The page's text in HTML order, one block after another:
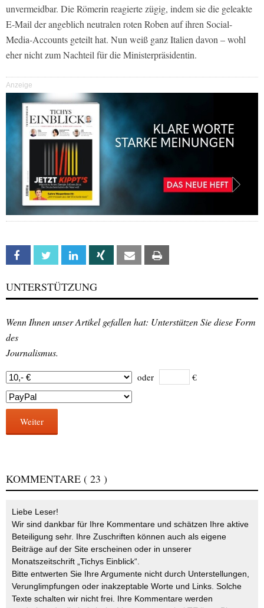
unvermeidbar. Die Römerin reagierte zügig, indem sie die geleakte
E-Mail der angeblich neutralen roten Roben auf ihren Social-
Media-Accounts geteilt hat. Nun weiß ganz Italien davon – wohl
eher nicht zum Nachteil für die Ministerpräsidentin.
Anzeige
Facebook Twitter Linkedin Xing Email
UNTERSTÜTZUNG
Wenn Ihnen unser Artikel gefallen hat: Unterstützen Sie diese Form
des
Journalismus.
oder €
Weiter
KOMMENTARE ( 23 )
Liebe Leser!
Wir sind dankbar für Ihre Kommentare und schätzen Ihre aktive
Beteiligung sehr. Ihre Zuschriften können auch als eigene
Beiträge auf der Site erscheinen oder in unserer
Monatszeitschrift „Tichys Einblick“.
Bitte entwerten Sie Ihre Argumente nicht durch Unterstellungen,
Verunglimpfungen oder inakzeptable Worte und Links. Solche
Texte schalten wir nicht frei. Ihre Kommentare werden